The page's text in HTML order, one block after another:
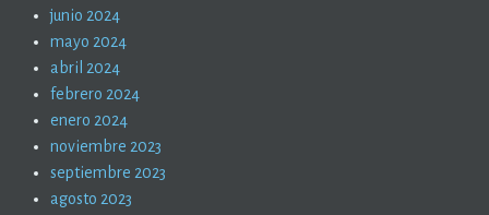
junio 2024
mayo 2024
abril 2024
febrero 2024
enero 2024
noviembre 2023
septiembre 2023
agosto 2023